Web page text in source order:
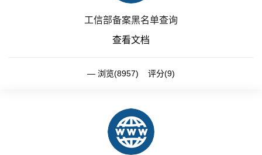
工信部备案黑名单查询
查看文档
浏览(8957) 评分(9)